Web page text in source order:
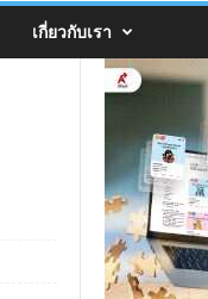
เกี่ยวกับเรา